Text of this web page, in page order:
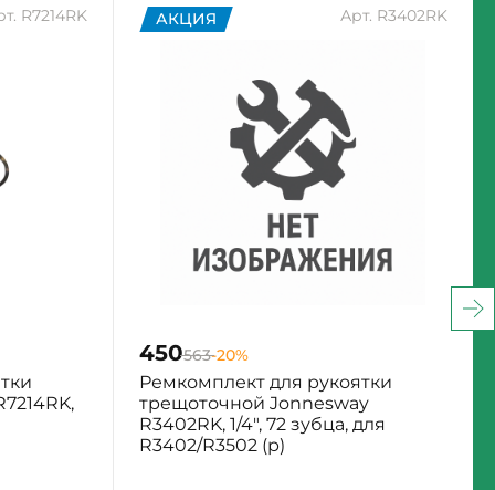
R7214RK Арт. R3402RK
АКЦИЯ
450563-20%
Ремкомплект для рукоятки
трещоточной Jonnesway
R3402RK, 1/4", 72 зубца, для
R3402/R3502 (р)